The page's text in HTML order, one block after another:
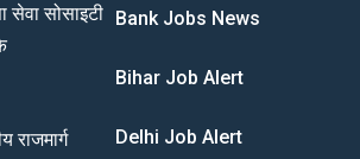
सेवा सोसाइटी
राजमार्ग
Bank Jobs News
Bihar Job Alert
Delhi Job Alert